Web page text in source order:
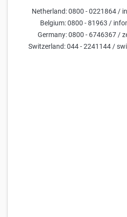
Netherland: 0800 - 0221864 /
Belgium: 0800 - 81963 /
Germany: 0800 - 6746367 /
Switzerland: 044 - 2241144 /
nedenle zorunludur. Güvenli oturum
tercihinizi hatırlama ve Web Sitesini
kullanım girişiminden koruma gibi